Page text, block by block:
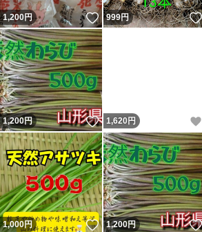
1,200円 いいね！
999円
1,200円 いいね！
1,620 円
1,000円 いいね！
1,200円